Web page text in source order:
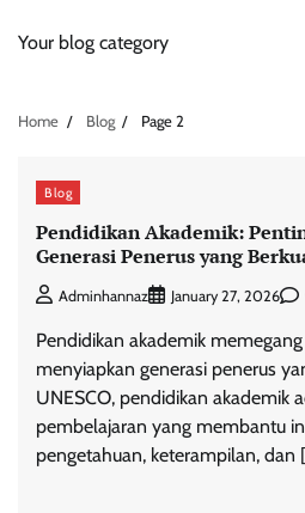
Your blog category
Home Blog Page 2
Blog
Pendidikan Akademik:
Generasi Penerus yang
Adminhannaz January 27, 2026
Pendidikan akademik
menyiapkan generasi penerus
UNESCO, pendidikan akademik
pembelajaran yang membantu
pengetahuan, keterampilan, dan